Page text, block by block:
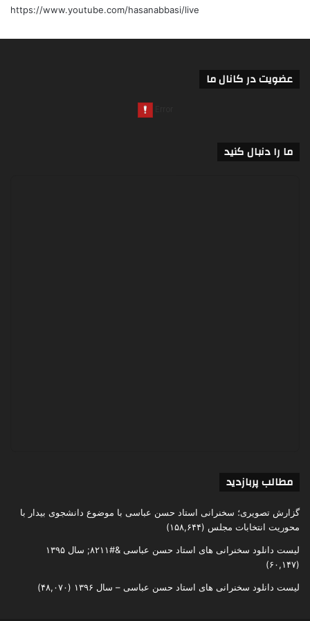
https://www.youtube.com/hasanabbasi/live
عضویت در کانال ما
ما را دنبال کنید
مطالب پربازدید
گزارش تصویری؛ سخنرانی استاد حسن عباسی با موضوع دانشجوی بیدار با
محوریت انتخابات مجلس (۱۵۸,۶۴۴)
لیست دانلود سخنرانی های استاد حسن عباسی &#۸۲۱۱; سال ۱۳۹۵
(۶۰,۱۴۷)
لیست دانلود سخنرانی های استاد حسن عباسی – سال ۱۳۹۶ (۴۸,۰۷۰)